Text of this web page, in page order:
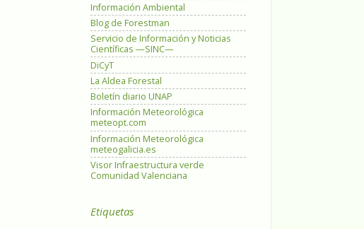
Información Ambiental
Blog de Forestman
Servicio de Información y Noticias
Científicas —SINC—
DiCyT
La Aldea Forestal
Boletín diario UNAP
Información Meteorológica
meteopt.com
Información Meteorológica
meteogalicia.es
Visor Infraestructura verde
Comunidad Valenciana
Etiquetas